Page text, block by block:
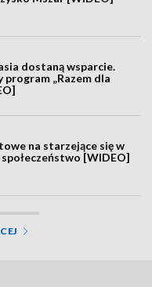
dostaną wsparcie.
program „Razem dla
na starzejące się w
[WIDEO]